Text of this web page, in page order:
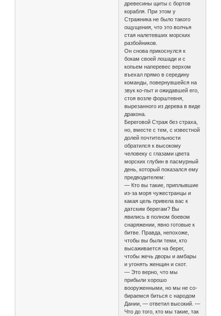
древесины щиты с бортов
корабля. При этом у
Стражника не было такого
ощущения, что это волчья
стая налетевших морских
разбойников.
Он снова прикоснулся к
бокам своей лошади и с
копьем наперевес верхом
въехал прямо в середину
команды, повернувшейся на
звук ко-пыт и ожидавшей его,
стоя возле форштевня,
вырезанного из дерева в виде
дракона.
Береговой Страж без страха,
но, вместе с тем, с известной
долей почтительности
обратился к высокому
человеку с глазами цвета
морских глубин в пасмурный
день, который показался ему
предводителем:
— Кто вы такие, приплывшие
из-за моря чужестранцы и
какая цель привела вас к
датским берегам? Вы
явились в полном боевом
снаряжении, явно готовые к
битве. Правда, непохоже,
чтобы вы были теми, кто
высаживается на берег,
чтобы жечь дворы и амбары
и угонять женщин и скот.
— Это верно, что мы
прибыли хорошо
вооруженными, но мы не со-
бираемся биться с народом
Дании, — ответил высокий. —
Что до того, кто мы такие, так